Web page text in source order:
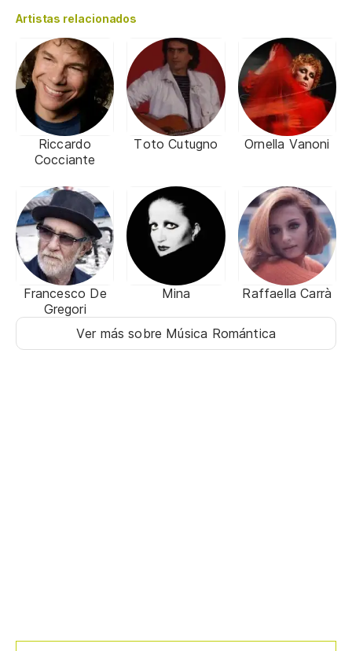
Artistas relacionados
Riccardo
Cocciante
Toto Cutugno Ornella Vanoni
Francesco De
Gregori
Mina Raffaella Carrà
Ver más sobre Música Romántica